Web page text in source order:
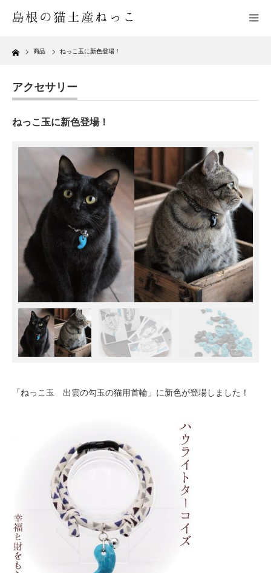
Home 商品 ねっこ玉に新色登場！
アクセサリー
ねっこ玉に新色登場！
「ねっこ玉 出雲の勾玉の猫用首輪」に新色が登場しました！